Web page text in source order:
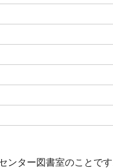
ンター図書室のことです